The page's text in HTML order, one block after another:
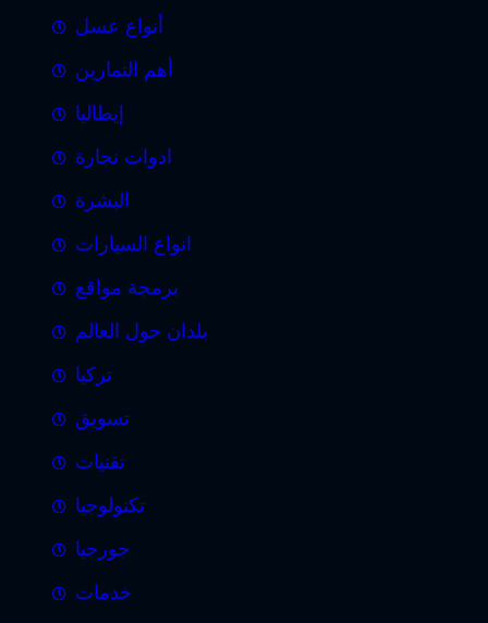
أنواع عسل
أهم التمارين
إيطاليا
ادوات نجارة
البشرة
انواع السيارات
برمجة مواقع
بلدان حول العالم
تركيا
تسويق
تقنيات
تكنولوجيا
جورجيا
خدمات